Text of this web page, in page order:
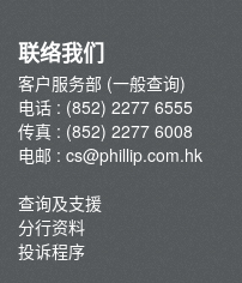
辉立通讯
新聞稿
联络我们
客户服务部 (一般查询)
电话 : (852) 2277 6555
传真 : (852) 2277 6008
电邮 : cs@phillip.com.hk
查询及支援
分行资料
投诉程序